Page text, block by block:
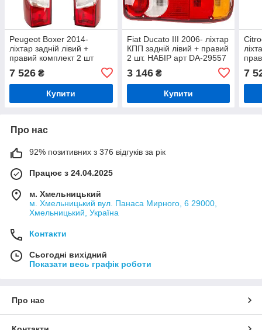
Peugeot Boxer 2014-
ліхтар задній лівий +
правий комплект 2 шт
7 526 ₴
Купити
Fiat Ducato III 2006- ліхтар
КПП задній лівий + правий
2 шт. НАБІР арт DA-29557
3 146₴
Купити
7
Про нас
92% позитивних з 376 відгуків за рік
Працює з 24.04.2025
м. Хмельницький
м. Хмельницький вул. Панаса Мирного, 6 29000,
Хмельницький, Україна
Контакти
Сьогодні вихідний
Показати весь графік роботи
Про нас